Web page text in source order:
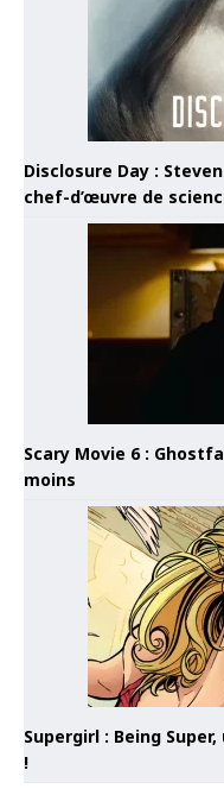
Disclosure Day :
chef-d’œuvre de
Scary Movie 6 :
moins
Supergirl : Being
!